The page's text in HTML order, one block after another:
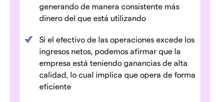
generando de manera consistente más
dinero del que está utilizando
Si el efectivo de las operaciones excede los
ingresos netos, podemos afirmar que la
empresa está teniendo ganancias de alta
calidad, lo cual implica que opera de forma
eficiente